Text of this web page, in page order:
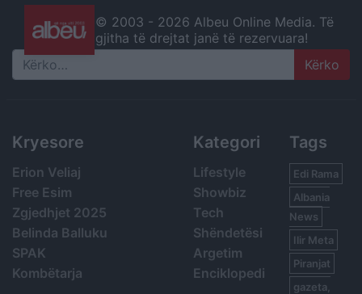
© 2003 - 2026 Albeu Online Media. Të
gjitha të drejtat janë të rezervuara!
Search
Kryesore
Erion Veliaj
Free Esim
Zgjedhjet 2025
Belinda Balluku
SPAK
Kombëtarja
Kategori
Lifestyle
Showbiz
Tech
Shëndetësi
Argetim
Enciklopedi
Tags
Edi Rama
Albania
News
Ilir Meta
Piranjat
gazeta,